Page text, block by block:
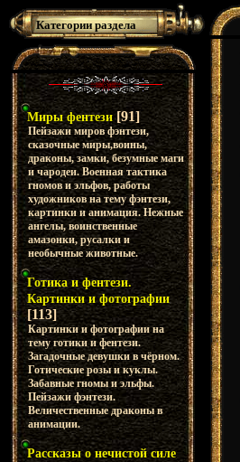
Категории раздела
Миры фентези [91]
Пейзажи миров фэнтези,
сказочные миры,воины,
драконы, замки, безумные маги
и чародеи. Военная тактика
гномов и эльфов, работы
художников на тему фэнтези,
картинки и анимация. Нежные
ангелы, воинственные
амазонки, русалки и
необычные животные.
Готика и фентези.
Картинки и фотографии
[113]
Картинки и фотографии на
тему готики и фентези.
Загадочные девушки в чёрном.
Готические розы и куклы.
Забавные гномы и эльфы.
Пейзажи фэнтези.
Величественные драконы в
анимации.
Рассказы о нечистой силе